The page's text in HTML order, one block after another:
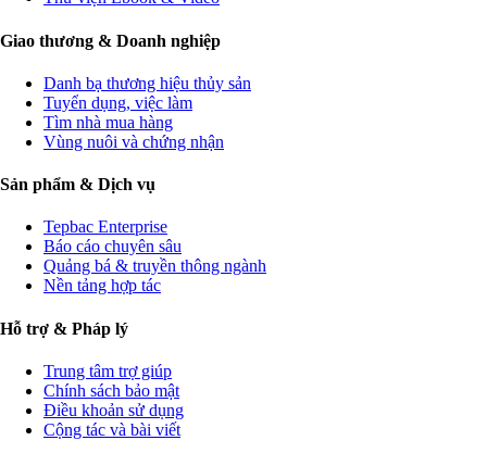
Giao thương & Doanh nghiệp
Danh bạ thương hiệu thủy sản
Tuyển dụng, việc làm
Tìm nhà mua hàng
Vùng nuôi và chứng nhận
Sản phẩm & Dịch vụ
Tepbac Enterprise
Báo cáo chuyên sâu
Quảng bá & truyền thông ngành
Nền tảng hợp tác
Hỗ trợ & Pháp lý
Trung tâm trợ giúp
Chính sách bảo mật
Điều khoản sử dụng
Cộng tác và bài viết